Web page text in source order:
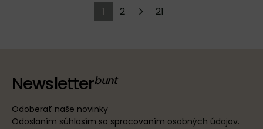
1 2 21
Newsletter
Odoberať naše novinky
Odoslaním súhlasím so spracovaním osobných údajov.